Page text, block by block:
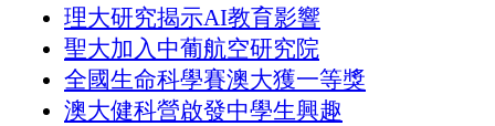
理大研究揭示AI教育影響
聖大加入中葡航空研究院
全國生命科學賽澳大獲一等獎
澳大健科營啟發中學生興趣